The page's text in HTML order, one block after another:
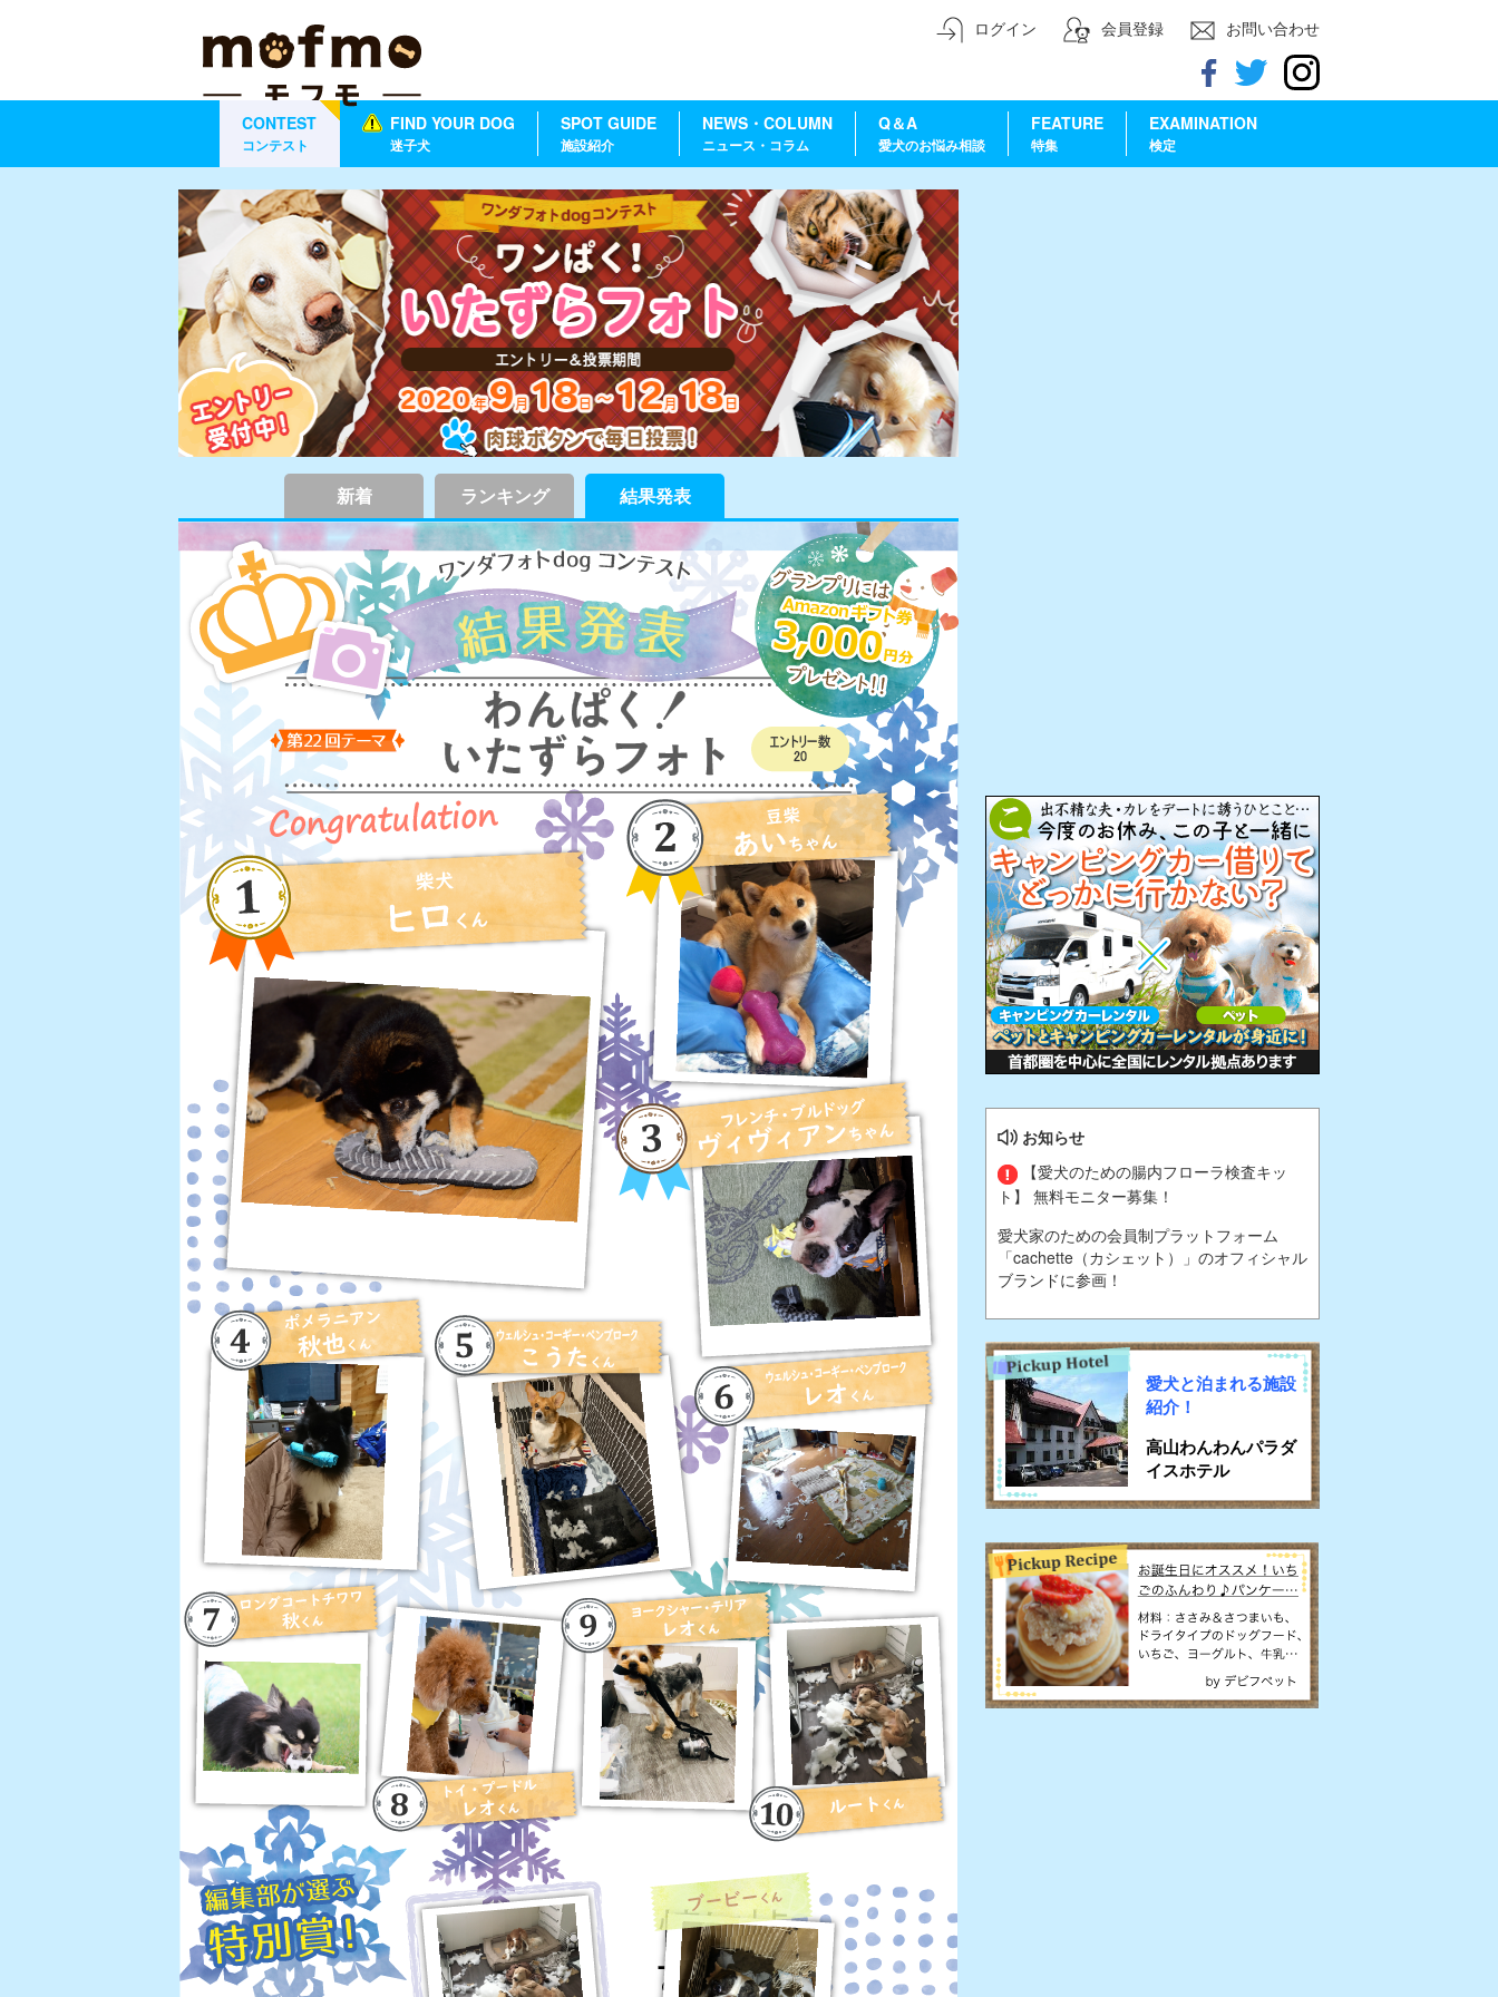
ログイン 会員登録 お問い合わせ
CONTEST
コンテスト
FIND YOUR DOG
迷子犬
SPOT GUIDE
施設紹介
NEWS・COLUMN
ニュース・コラム
Q＆A
愛犬のお悩み相談
FEATURE
特集
EXAMINATION
検定
新着 ランキング 結果発表
お知らせ
【愛犬のための腸内フローラ検査キッ
ト】 無料モニター募集！
愛犬家のための会員制プラットフォーム
「cachette（カシェット）」のオフィシャル
ブランドに参画！
愛犬と泊まれる施設
紹介！
高山わんわんパラダ
イスホテル